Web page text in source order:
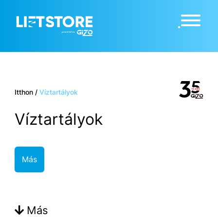
Itthon / Víztartályok
Víztartályok
Más
Más